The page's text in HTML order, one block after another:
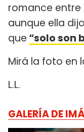
romance entre
aunque ella
que “solo son
Mirá la foto en
L.L.
GALERÍA DE